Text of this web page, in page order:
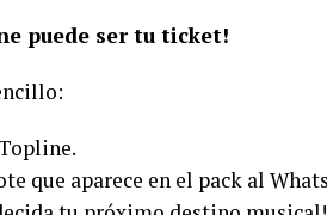
puede ser tu ticket!
que aparece en el pack al